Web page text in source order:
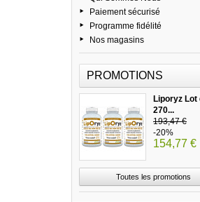
Paiement sécurisé
Programme fidélité
Nos magasins
PROMOTIONS
Liporyz Lot
270...
193,47 €
-20%
154,77 €
Toutes les promotions